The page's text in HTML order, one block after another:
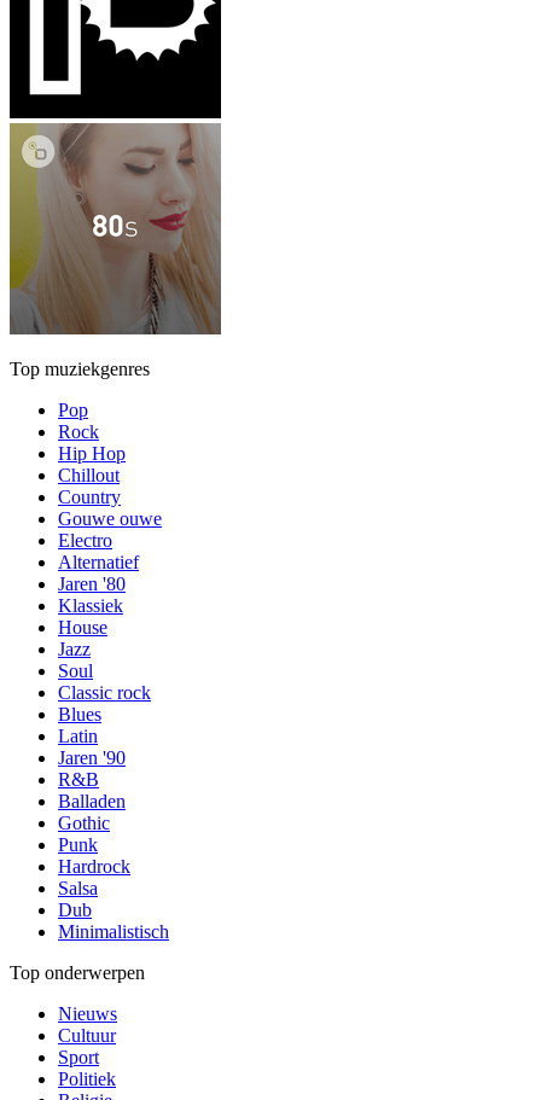
Top muziekgenres
Pop
Rock
Hip Hop
Chillout
Country
Gouwe ouwe
Electro
Alternatief
Jaren '80
Klassiek
House
Jazz
Soul
Classic rock
Blues
Latin
Jaren '90
R&B
Balladen
Gothic
Punk
Hardrock
Salsa
Dub
Minimalistisch
Top onderwerpen
Nieuws
Cultuur
Sport
Politiek